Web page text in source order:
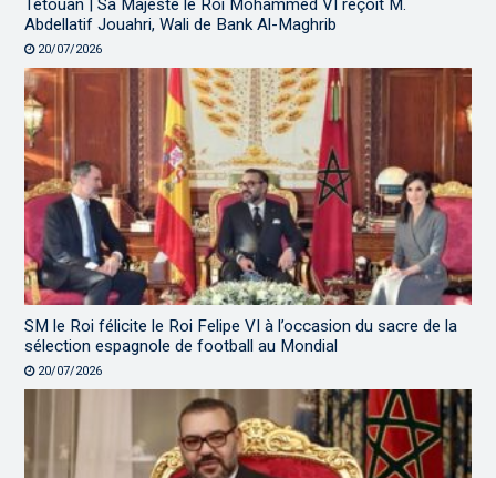
Tétouan | Sa Majesté le Roi Mohammed VI reçoit M.
Abdellatif Jouahri, Wali de Bank Al-Maghrib
20/07/2026
SM le Roi félicite le Roi Felipe VI à l’occasion du sacre de la
sélection espagnole de football au Mondial
20/07/2026